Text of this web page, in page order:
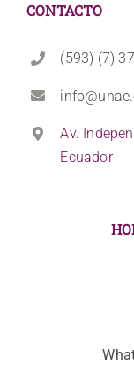
CONTACTO
(593) (7)
Av.
Ecuador